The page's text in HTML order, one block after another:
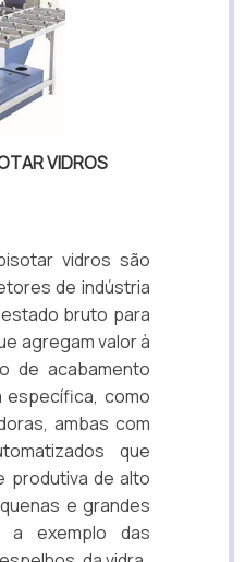
VIDROS
vidros são
de indústria
bruto para
agregam valor à
de acabamento
específica, como
ambas com
que
produtiva de alto
e grandes
a exemplo das